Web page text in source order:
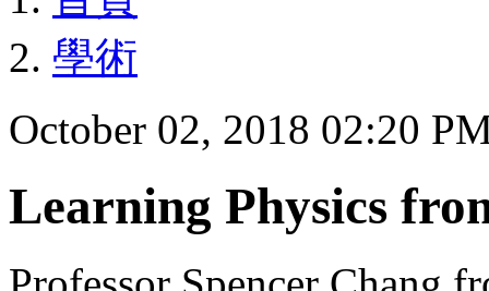
學術
October 02, 2018 02:20
Learning Physics